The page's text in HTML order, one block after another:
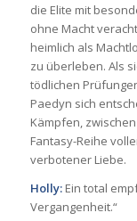
die Elite mit
ohne Macht
heimlich als
zu überleben. Als
tödlichen
Paedyn sich
Kämpfen,
Fantasy-Reihe
verbotener Liebe.
Holly:Ein total
Vergangenheit.“